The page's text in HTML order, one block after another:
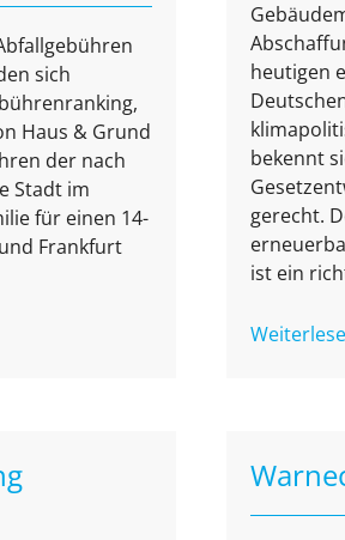
sich
Haus & Grund
der nach
Stadt im
für einen 14-
Frankfurt
heutigen
bekennt
gerecht.
ist ein